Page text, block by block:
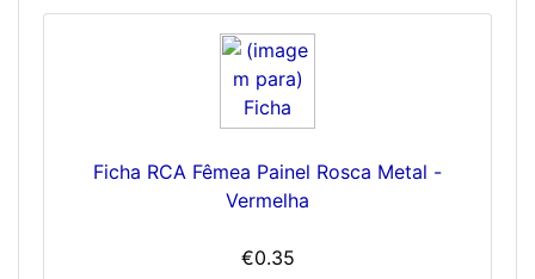
Ficha RCA Fêmea Painel Rosca Metal -
Vermelha
€0.35